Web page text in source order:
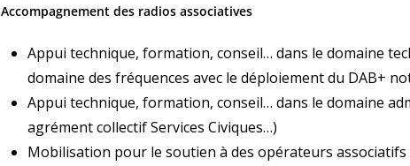
Accompagnement des radios associatives
Appui technique, formation, conseil… dans le domaine
domaine des fréquences avec le déploiement du DAB+
Appui technique, formation, conseil… dans le domaine
agrément collectif Services Civiques…)
Mobilisation pour le soutien à des opérateurs